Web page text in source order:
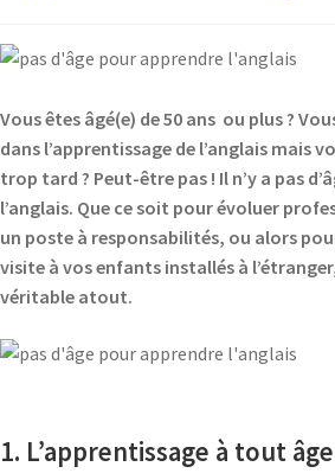
Vous êtes âgé(e) de 50 ans ou plus ?
dans l’apprentissage de l’anglais mais
trop tard ? Peut-être pas ! Il n’y a pas
l’anglais. Que ce soit pour évoluer
un poste à responsabilités, ou alors
visite à vos enfants installés à
véritable atout.
1. L’apprentissage à tout âge